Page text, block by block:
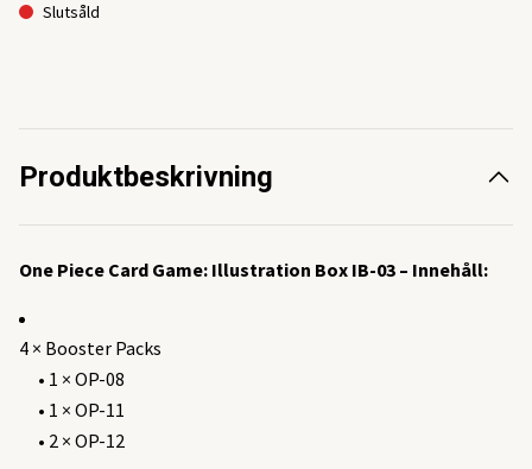
Slutsåld
Produktbeskrivning
One Piece Card Game: Illustration Box IB-03 – Innehåll:
4 × Booster Packs
• 1 × OP-08
• 1 × OP-11
• 2 × OP-12